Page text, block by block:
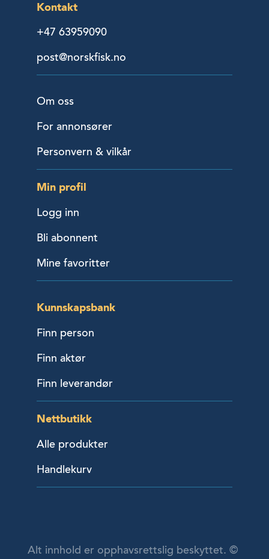
Kontakt
+47 63959090
post@norskfisk.no
Om oss
For annonsører
Personvern & vilkår
Min profil
Logg inn
Bli abonnent
Mine favoritter
Kunnskapsbank
Finn person
Finn aktør
Finn leverandør
Nettbutikk
Alle produkter
Handlekurv
Alt innhold er opphavsrettslig beskyttet. ©